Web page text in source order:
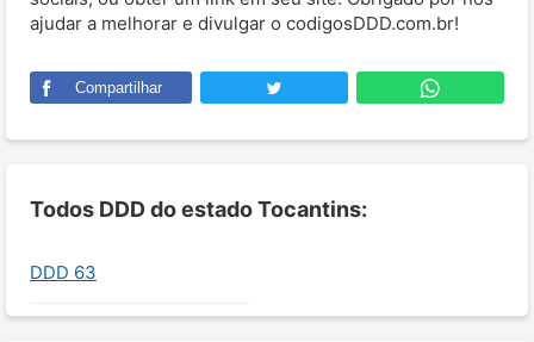
ajudar a melhorar e divulgar o codigosDDD.com.br!
Compartilhar
Todos DDD do estado Tocantins:
DDD 63